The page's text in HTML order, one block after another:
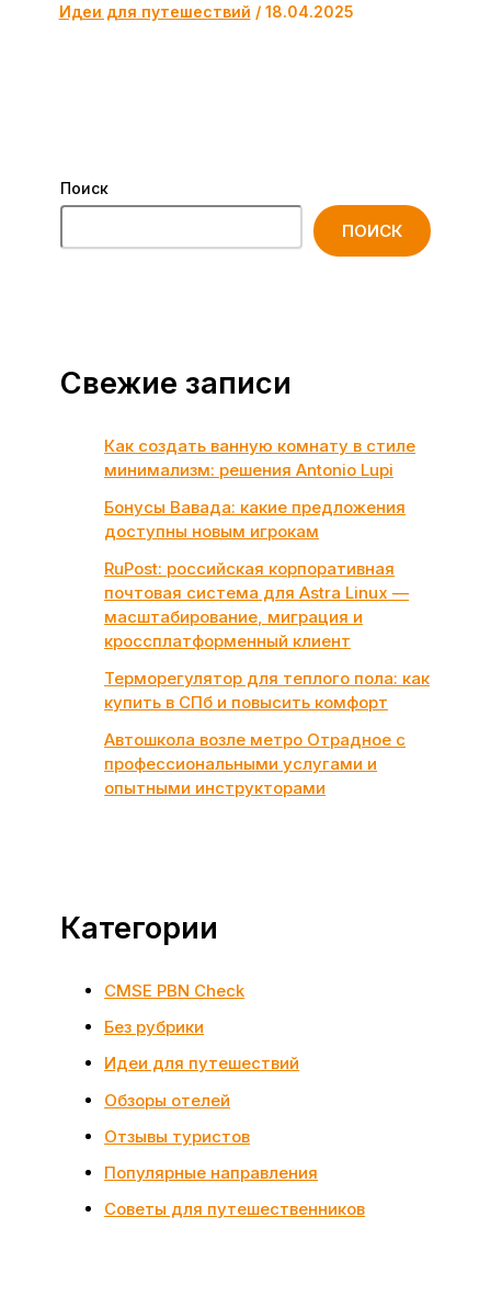
Идеи для путешествий / 18.04.2025
Поиск
ПОИСК
Свежие записи
Как создать ванную комнату в стиле
минимализм: решения Antonio Lupi
Бонусы Вавада: какие предложения
доступны новым игрокам
RuPost: российская корпоративная
почтовая система для Astra Linux —
масштабирование, миграция и
кроссплатформенный клиент
Терморегулятор для теплого пола: как
купить в СПб и повысить комфорт
Автошкола возле метро Отрадное с
профессиональными услугами и
опытными инструкторами
Категории
CMSE PBN Check
Без рубрики
Идеи для путешествий
Обзоры отелей
Отзывы туристов
Популярные направления
Советы для путешественников